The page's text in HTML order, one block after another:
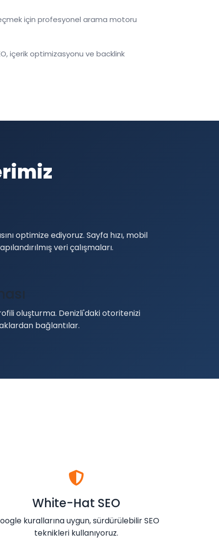
için profesyonel arama motoru
içerik optimizasyonu ve backlink
optimize ediyoruz. Sayfa hızı, mobil
veri çalışmaları.
oluşturma. Denizli'daki otoritenizi
bağlantılar.
White-Hat SEO
kurallarına uygun, sürdürülebilir SEO
teknikleri kullanıyoruz.